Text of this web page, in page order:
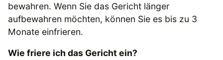
bewahren. Wenn Sie das Gericht länger
aufbewahren möchten, können Sie es bis zu 3
Monate einfrieren.
Wie friere ich das Gericht ein?